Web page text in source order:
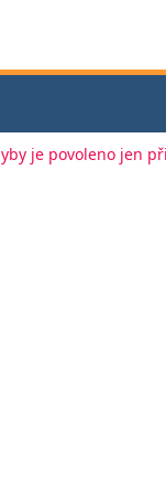
je povoleno jen